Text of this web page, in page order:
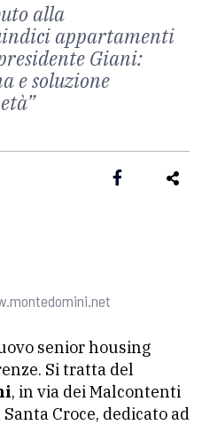
alla
appartamenti
Giani:
e soluzione
senior housing
Si tratta del
, in via dei Malcontenti
Croce, dedicato ad